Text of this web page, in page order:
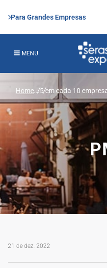
Para Grandes Empresas
MENU
Home...5 em cada 10
para as vendas do
21 de dez. 2022